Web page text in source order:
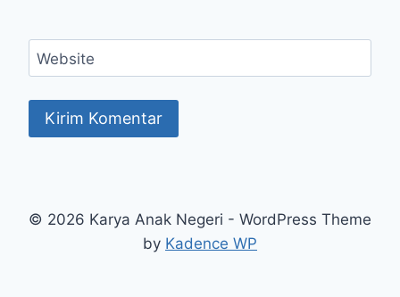
Website
© 2026 Karya Anak Negeri - WordPress Theme
by Kadence WP